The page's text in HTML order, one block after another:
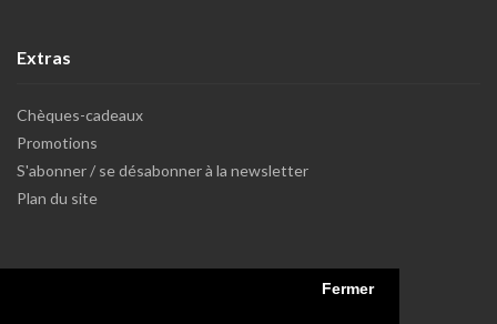
Fermer
Extras
Chèques-cadeaux
Promotions
S'abonner / se désabonner à la newsletter
Plan du site